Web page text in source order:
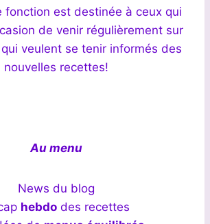
fonction est destinée à ceux qui
de venir régulièrement sur
veulent se tenir informés des
nouvelles recettes!
Au menu
News du blog
hebdo des recettes